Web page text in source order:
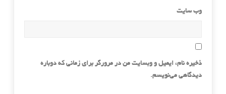
وب‌ سایت
ذخیره نام، ایمیل و وبسایت من در مرورگر برای زمانی که دوباره
دیدگاهی می‌نویسم.